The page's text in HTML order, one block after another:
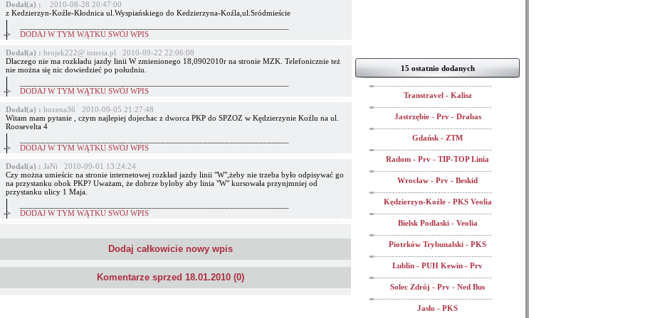
Dodał(a) :
2010-08-28 20:47:00
z Kedzierzyn-Koźle-Kłodnica ul.Wyspiańskiego do Kedzierzyna-Koźla,ul.Sródmieście
->
DODAJ W TYM WĄTKU SWÓJ WPIS
Dodał(a) : brojek222@ interia.pl 2010-09-22 22:06:08
Dlaczego nie ma rozkładu jazdy linii W zmienionego 18,0902010r na stronie MZK. Telefonicznie też
nie można się nic dowiedzieć po południu.
->
DODAJ W TYM WĄTKU SWÓJ WPIS
Dodał(a) : bozena36 2010-09-05 21:27:48
Witam mam pytanie , czym najlepiej dojechac z dworca PKP do SPZOZ w Kędzierzynie Koźlu na ul.
Roosevelta 4
->
DODAJ W TYM WĄTKU SWÓJ WPIS
Dodał(a) : JaNi 2010-09-01 13:24:24
Czy można umieścic na stronie internetowej rozkład jazdy linii "W",żeby nie trzeba było odpisywać go
na przystanku obok PKP? Uważam, że dobrze byloby aby linia "W" kursowała przynjmniej od
przystanku ulicy 1 Maja.
->
DODAJ W TYM WĄTKU SWÓJ WPIS
Dodaj całkowicie nowy wpis
Komentarze sprzed 18.01.2010 (0)
15 ostatnio dodanych
Transtravel - Kalisz
Jastrzębie - Prv - Drabas
Gdańsk - ZTM
Radom - Prv - TIP-TOP Linia
Wrocław - Prv - Beskid
Kędzierzyn-Koźle - PKS Veolia
Bielsk Podlaski - Veolia
Piotrków Trybunalski - PKS
Lublin - PUH Kewin - Prv
Solec Zdrój - Prv - Ned Bus
Jasło - PKS